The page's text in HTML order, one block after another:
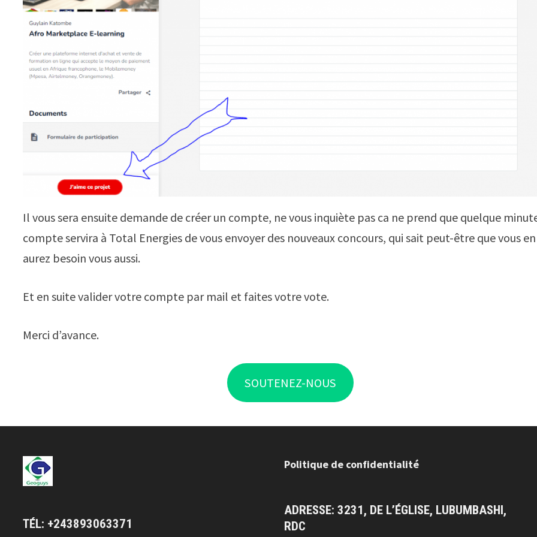
Il vous sera ensuite demande de créer un compte, ne vous inquiète pas ca ne prend que quelque
compte servira à Total Energies de vous envoyer des nouveaux concours, qui sait peut-être que vous en
aurez besoin vous aussi.
Et en suite valider votre compte par mail et faites votre vote.
Merci d’avance.
SOUTENEZ-NOUS
TÉL: +243893063371
Politique de confidentialité
ADRESSE: 3231, DE L’ÉGLISE, LUBUMBASHI,
RDC